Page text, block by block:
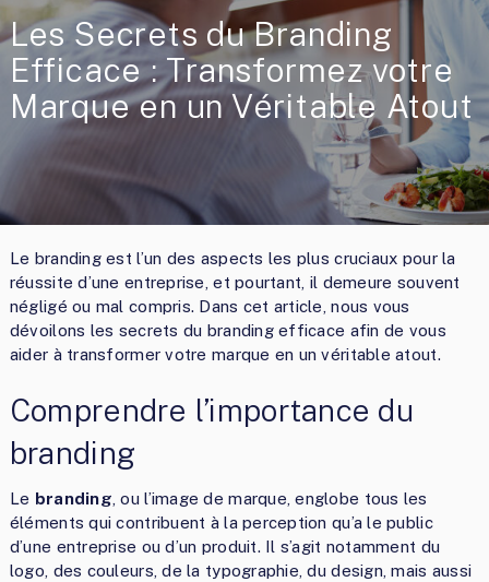
Les Secrets du Branding
Efficace : Transformez votre
Marque en un Véritable Atout
Le branding est l’un des aspects les plus cruciaux pour la
réussite d’une entreprise, et pourtant, il demeure souvent
négligé ou mal compris. Dans cet article, nous vous
dévoilons les secrets du branding efficace afin de vous
aider à transformer votre marque en un véritable atout.
Comprendre l’importance du
branding
Le branding , ou l’image de marque, englobe tous les
éléments qui contribuent à la perception qu’a le public
d’une entreprise ou d’un produit. Il s’agit notamment du
logo, des couleurs, de la typographie, du design, mais aussi